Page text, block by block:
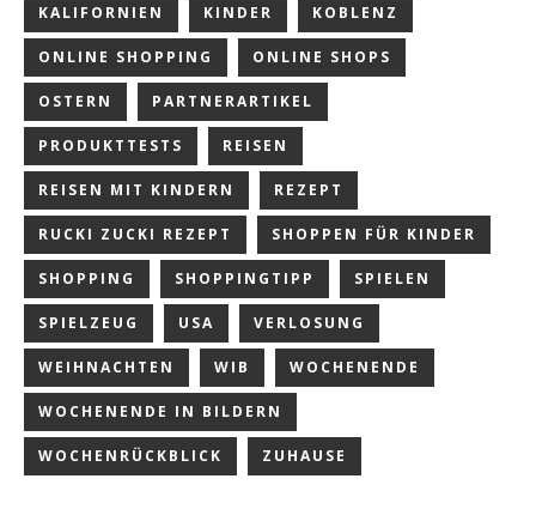
KALIFORNIEN KINDER KOBLENZ
ONLINE SHOPPING ONLINE SHOPS
OSTERN PARTNERARTIKEL
PRODUKTTESTS REISEN
REISEN MIT KINDERN REZEPT
RUCKI ZUCKI REZEPT SHOPPEN FÜR KINDER
SHOPPING SHOPPINGTIPP SPIELEN
SPIELZEUG USA VERLOSUNG
WEIHNACHTEN WIB WOCHENENDE
WOCHENENDE IN BILDERN
WOCHENRÜCKBLICK ZUHAUSE